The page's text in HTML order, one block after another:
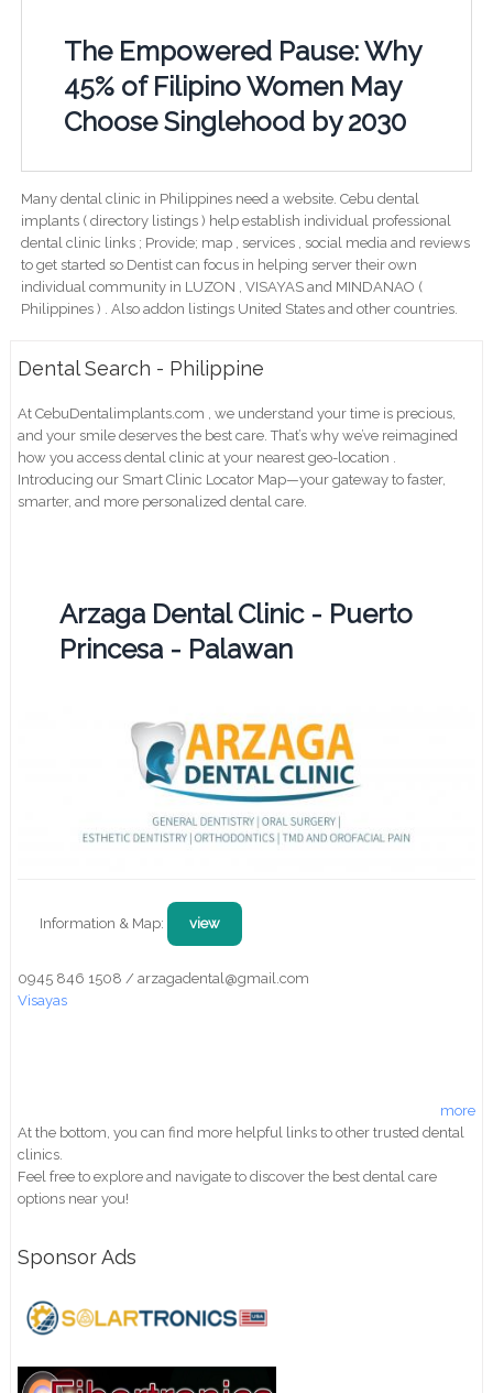
The Empowered Pause: Why
45% of Filipino Women May
Choose Singlehood by 2030
Many dental clinic in Philippines need a website. Cebu dental
implants ( directory listings ) help establish individual professional
dental clinic links ; Provide; map , services , social media and reviews
to get started so Dentist can focus in helping server their own
individual community in LUZON , VISAYAS and MINDANAO (
Philippines ) . Also addon listings United States and other countries.
Dental Search - Philippine
At CebuDentalimplants.com , we understand your time is precious,
and your smile deserves the best care. That’s why we’ve reimagined
how you access dental clinic at your nearest geo-location .
Introducing our Smart Clinic Locator Map—your gateway to faster,
smarter, and more personalized dental care.
Arzaga Dental Clinic - Puerto
Princesa - Palawan
Information & Map: view
0945 846 1508 / arzagadental@gmail.com
Visayas
more
At the bottom, you can find more helpful links to other trusted dental
clinics.
Feel free to explore and navigate to discover the best dental care
options near you!
Sponsor Ads